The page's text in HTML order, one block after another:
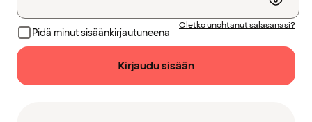
Pidä minut sisäänkirjautuneena
Oletko unohtanut salasanasi?
Kirjaudu sisään